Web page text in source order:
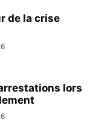
de la crise
lors